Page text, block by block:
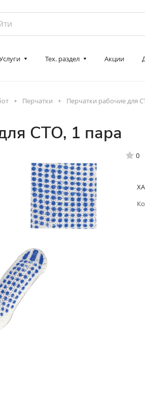
Тех. раздел Акции
Перчатки Перчатки рабочие для
СТО, 1 пара
0